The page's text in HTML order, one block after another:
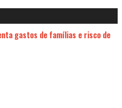
gastos de famílias e risco de